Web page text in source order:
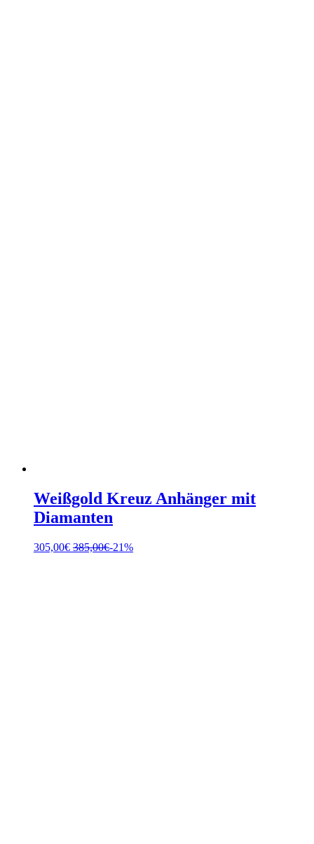
Weißgold Kreuz Anhänger mit
Diamanten
305,00€ 385,00€-21%